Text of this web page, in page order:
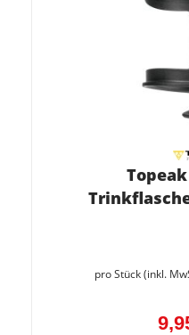
Topeak
pro Stück (inkl.